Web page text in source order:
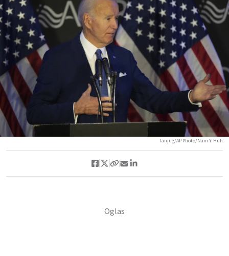
Tanjug/AP Photo/Nam Y. Huh